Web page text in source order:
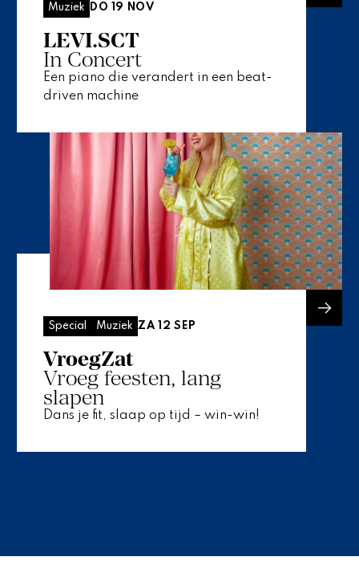
Muziek DO 19 NOV
LEVI.SCT
In Concert
Een piano die verandert in een beat-
driven machine
Special Muziek ZA 12 SEP
VroegZat
Vroeg feesten, lang
slapen
Dans je fit, slaap op tijd – win-win!